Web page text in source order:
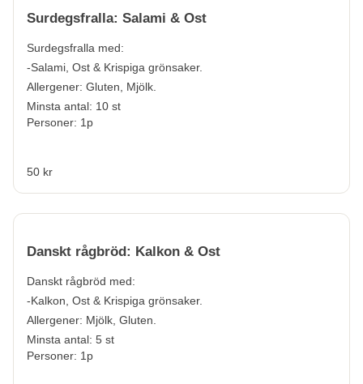
Surdegsfralla: Salami & Ost
Surdegsfralla med:
-Salami, Ost & Krispiga grönsaker.
Allergener: Gluten, Mjölk.
Minsta antal: 10 st
Personer: 1p
50 kr
Danskt rågbröd: Kalkon & Ost
Danskt rågbröd med:
-Kalkon, Ost & Krispiga grönsaker.
Allergener: Mjölk, Gluten.
Minsta antal: 5 st
Personer: 1p